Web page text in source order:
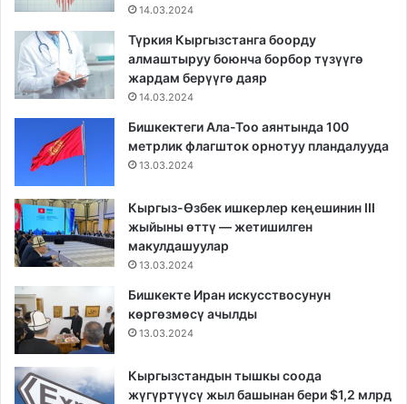
14.03.2024
Түркия Кыргызстанга боорду
алмаштыруу боюнча борбор түзүүгө
жардам берүүгө даяр
14.03.2024
Бишкектеги Ала-Тоо аянтында 100
метрлик флагшток орнотуу пландалууда
13.03.2024
Кыргыз-Өзбек ишкерлер кеңешинин III
жыйыны өттү — жетишилген
макулдашуулар
13.03.2024
Бишкекте Иран искусствосунун
көргөзмөсү ачылды
13.03.2024
Кыргызстандын тышкы соода
жүгүртүүсү жыл башынан бери $1,2 млрд